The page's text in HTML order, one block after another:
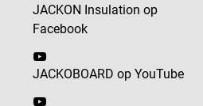
JACKON Insulation op
Facebook
JACKOBOARD op YouTube